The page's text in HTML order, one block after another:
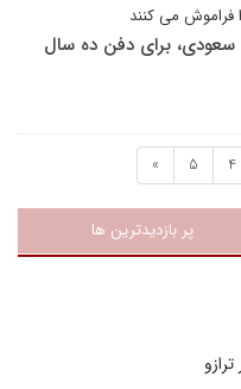
فراموش می کنند
سعودی، برای دفن ده سال
4
5
»
پر بازدیدترین ها